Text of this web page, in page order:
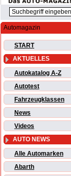
Automagazin
START
AKTUELLES
Autokatalog A-Z
Autotest
Fahrzeugklassen
News
Videos
AUTO NEWS
Alle Automarken
Abarth